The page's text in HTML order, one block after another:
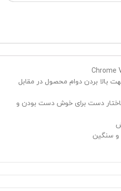
بالا بردن دوام محصول در مقابل
دست برای خوش دست بودن و
و سنگین
میباشد